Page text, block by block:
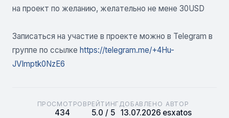
на проект по желанию, желательно не мене 30USD
Записаться на участие в проекте можно в Telegram в
группе по ссылке https://telegram.me/+4Hu-
JVImptk0NzE6
ПРОСМОТРОВ
434
РЕЙТИНГ
5.0 / 5
ДОБАВЛЕНО
13.07.2026
АВТОР
esxatos